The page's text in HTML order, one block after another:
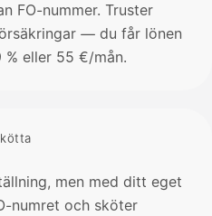
FO-nummer. Truster
— du får lönen
eller 55 €/mån.
men med ditt eget
numret och sköter